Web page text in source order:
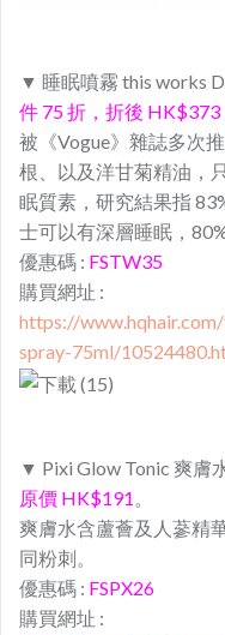
▼ 睡眠噴霧 this works
件 75 折，折後
被《Vogue》雜誌多次
根、以及洋甘菊精油，
眠質素，研究結果指
士可以有深層睡眠，
優惠碼 : FSTW35
購買網址 :
https://
spray-75ml/
▼ Pixi Glow Tonic 爽膚
原價 HK$191 。
爽膚水含蘆薈及人蔘精
同粉刺。
優惠碼 : FSPX26
購買網址 :